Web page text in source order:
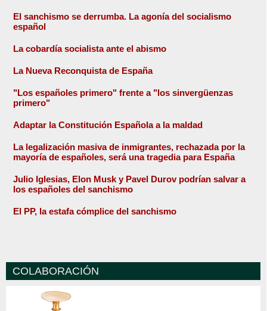
El sanchismo se derrumba. La agonía del socialismo
español
La cobardía socialista ante el abismo
La Nueva Reconquista de España
"Los españoles primero" frente a "los sinvergüenzas
primero"
Adaptar la Constitución Española a la maldad
La legalización masiva de inmigrantes, rechazada por la
mayoría de españoles, será una tragedia para España
Julio Iglesias, Elon Musk y Pavel Durov podrían salvar a
los españoles del sanchismo
El PP, la estafa cómplice del sanchismo
COLABORACIÓN